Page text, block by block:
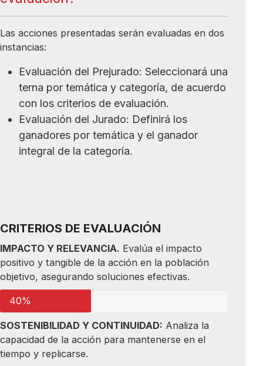
Las acciones presentadas serán evaluadas en dos
instancias:
Evaluación del Prejurado: Seleccionará una
terna por temática y categoría, de acuerdo
con los criterios de evaluación.
Evaluación del Jurado: Definirá los
ganadores por temática y el ganador
integral de la categoría.
CRITERIOS DE EVALUACIÓN
IMPACTO Y RELEVANCIA. Evalúa el impacto
positivo y tangible de la acción en la población
objetivo, asegurando soluciones efectivas.
40%
SOSTENIBILIDAD Y CONTINUIDAD: Analiza la
capacidad de la acción para mantenerse en el
tiempo y replicarse.